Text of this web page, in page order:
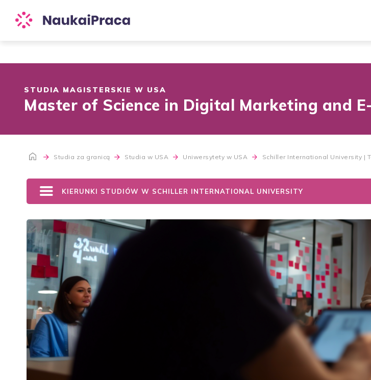
STUDIA MAGISTERSKIE W USA
Master of Science in Digital Marketing and
Studia za granicą Studia w USA Uniwersytety w USA Schiller International University |
KIERUNKI STUDIÓW W SCHILLER INTERNATIONAL UNIVERSITY